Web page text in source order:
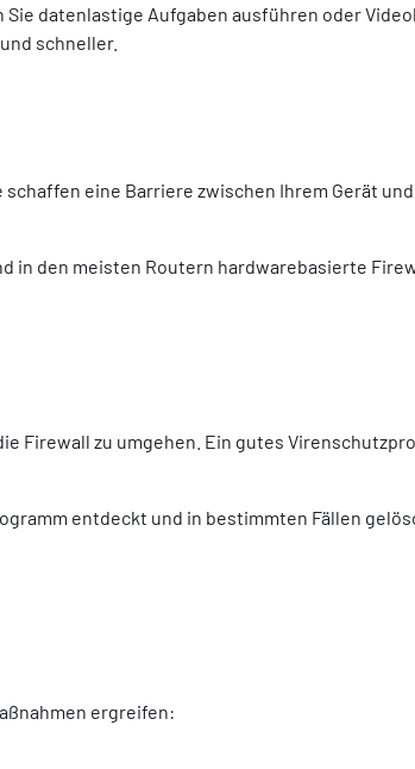
datenlastige Aufgaben ausführen oder
schneller.
eine Barriere zwischen Ihrem Gerät
den meisten Routern hardwarebasierte
Firewall zu umgehen. Ein gutes
entdeckt und in bestimmten Fällen
ergreifen: